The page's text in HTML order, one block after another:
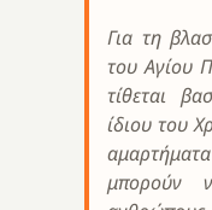
Για τη
του Αγίου
τίθεται
ίδιου του
μπορούν